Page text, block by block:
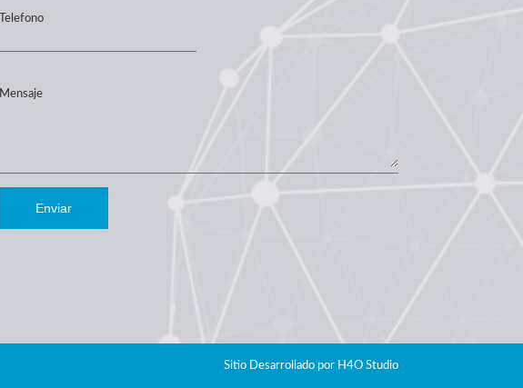
Telefono
Mensaje
Enviar
Sitio Desarrollado por H4O Studio